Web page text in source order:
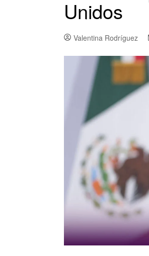
Unidos
Valentina Rodríguez